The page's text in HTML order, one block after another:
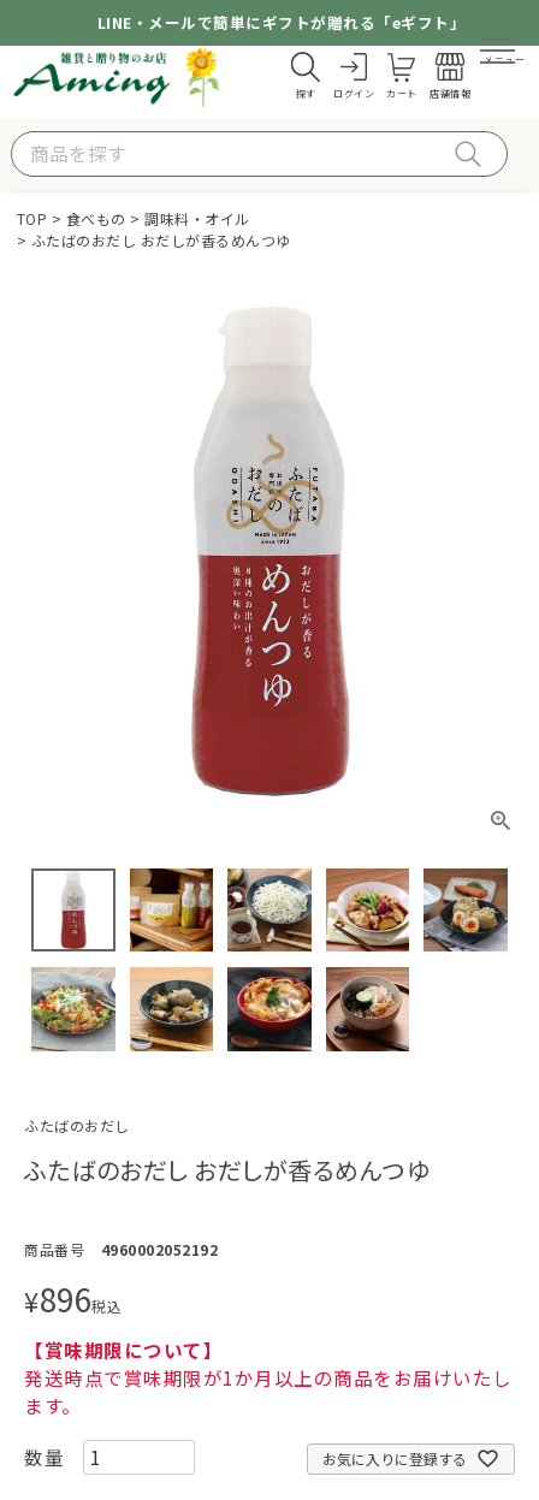
LINE・メールで簡単にギフトが贈れる「eギフト」
探す ログイン カート 店舗情報
メニュー
TOP 食べもの
調味料・オイル
ふたばのおだし おだしが香るめんつゆ
ふたばのおだし
ふたばのおだし おだしが香るめんつゆ
商品番号 4960002052192
¥896税込
【賞味期限について】
発送時点で賞味期限が1か月以上の商品をお届けいたし
ます。
お気に入りに登録する